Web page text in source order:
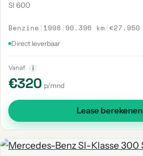
Sl 600
Benzine | 1998 | 90.396 km |€27.950
Direct leverbaar
Vanaf i
€320 p/mnd
Lease berekenen